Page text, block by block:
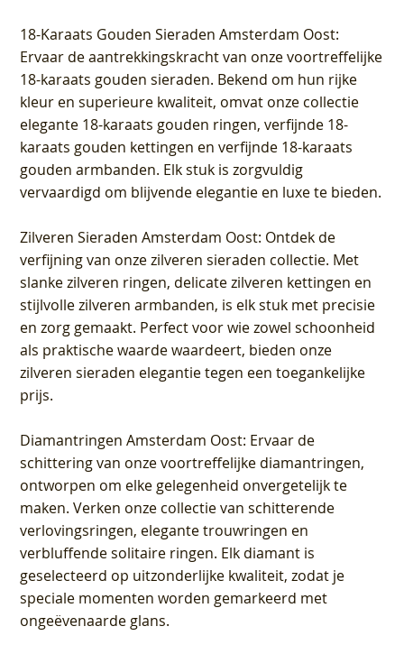
18-Karaats Gouden Sieraden Amsterdam Oost:
Ervaar de aantrekkingskracht van onze voortreffelijke
18-karaats gouden sieraden. Bekend om hun rijke
kleur en superieure kwaliteit, omvat onze collectie
elegante 18-karaats gouden ringen, verfijnde 18-
karaats gouden kettingen en verfijnde 18-karaats
gouden armbanden. Elk stuk is zorgvuldig
vervaardigd om blijvende elegantie en luxe te bieden.
Zilveren Sieraden Amsterdam Oost: Ontdek de
verfijning van onze zilveren sieraden collectie. Met
slanke zilveren ringen, delicate zilveren kettingen en
stijlvolle zilveren armbanden, is elk stuk met precisie
en zorg gemaakt. Perfect voor wie zowel schoonheid
als praktische waarde waardeert, bieden onze
zilveren sieraden elegantie tegen een toegankelijke
prijs.
Diamantringen Amsterdam Oost: Ervaar de
schittering van onze voortreffelijke diamantringen,
ontworpen om elke gelegenheid onvergetelijk te
maken. Verken onze collectie van schitterende
verlovingsringen, elegante trouwringen en
verbluffende solitaire ringen. Elk diamant is
geselecteerd op uitzonderlijke kwaliteit, zodat je
speciale momenten worden gemarkeerd met
ongeëvenaarde glans.